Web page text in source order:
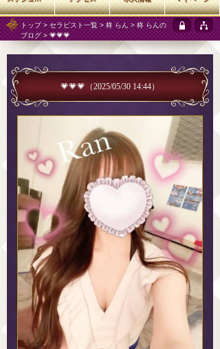
トップ> セラピスト一覧 >柊 らん > 柊 らんの
ブログ > 💗💗💗
💗💗💗 （2025/05/30 14:44）